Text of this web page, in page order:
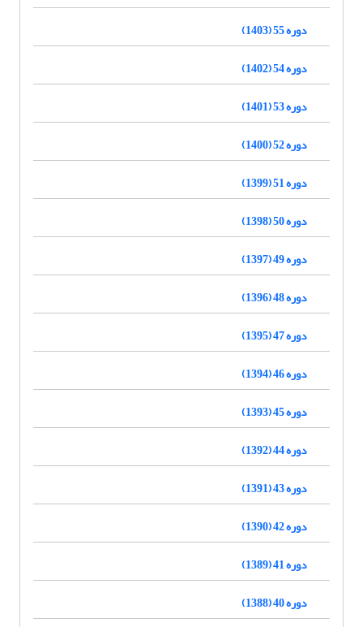
دوره 55 (1403)
دوره 54 (1402)
دوره 53 (1401)
دوره 52 (1400)
دوره 51 (1399)
دوره 50 (1398)
دوره 49 (1397)
دوره 48 (1396)
دوره 47 (1395)
دوره 46 (1394)
دوره 45 (1393)
دوره 44 (1392)
دوره 43 (1391)
دوره 42 (1390)
دوره 41 (1389)
دوره 40 (1388)